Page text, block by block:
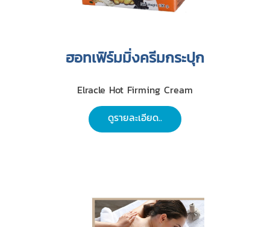
ฮอทเฟิร์มมิ่งครีมกระปุก
Elracle Hot Firming Cream
ดูรายละเอียด..